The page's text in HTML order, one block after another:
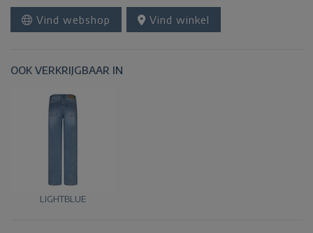
Vind webshop Vind winkel
OOK VERKRIJGBAAR IN
LIGHTBLUE